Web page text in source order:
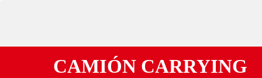
CAMIÓN CARRYING